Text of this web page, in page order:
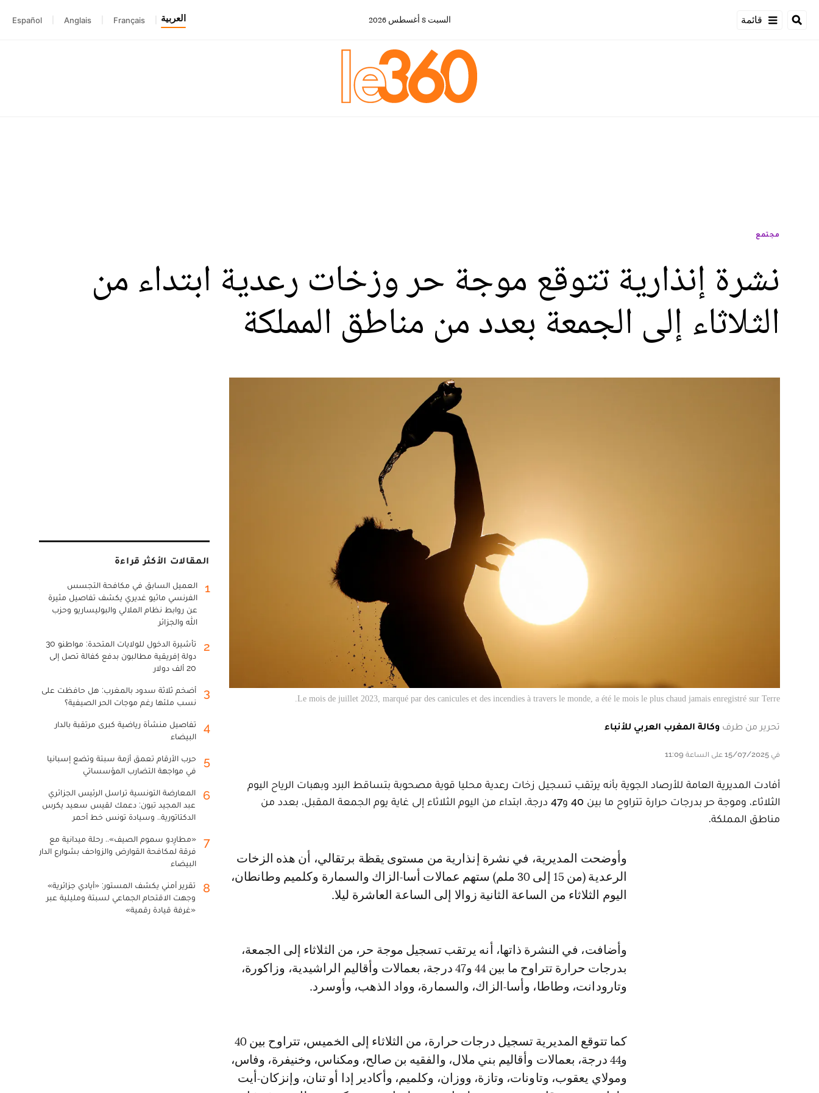
قائمة السبت 8 أغسطس 2026 العربية Français
Anglais
Español
مجتمع
نشرة إنذارية تتوقع موجة حر وزخات رعدية ابتداء من
الثلاثاء إلى الجمعة بعدد من مناطق المملكة
Le mois de juillet 2023, marqué par des canicules et des incendies à travers le monde, a été le mois le plus chaud jamais enregistré sur Terre.
تحرير من طرف وكالة المغرب العربي للأنباء
في 15/07/2025 على الساعة 11:09
أفادت المديرية العامة للأرصاد الجوية بأنه يرتقب تسجيل زخات رعدية محليا قوية مصحوبة بتساقط البرد وبهبات الرياح اليوم
الثلاثاء، وموجة حر بدرجات حرارة تتراوح ما بين 40 و47 درجة، ابتداء من اليوم الثلاثاء إلى غاية يوم الجمعة المقبل، بعدد من
مناطق المملكة.
وأوضحت المديرية، في نشرة إنذارية من مستوى يقظة برتقالي، أن هذه الزخات
الرعدية (من 15 إلى 30 ملم) ستهم عمالات أسا-الزاك والسمارة وكلميم وطانطان،
اليوم الثلاثاء من الساعة الثانية زوالا إلى الساعة العاشرة ليلا.
وأضافت، في النشرة ذاتها، أنه يرتقب تسجيل موجة حر، من الثلاثاء إلى الجمعة،
بدرجات حرارة تتراوح ما بين 44 و47 درجة، بعمالات وأقاليم الراشيدية، وزاكورة،
وتارودانت، وطاطا، وأسا-الزاك، والسمارة، وواد الذهب، وأوسرد.
كما تتوقع المديرية تسجيل درجات حرارة، من الثلاثاء إلى الخميس، تتراوح بين 40
و44 درجة، بعمالات وأقاليم بني ملال، والفقيه بن صالح، ومكناس، وخنيفرة، وفاس،
ومولاي يعقوب، وتاونات، وتازة، ووزان، وكلميم، وأكادير إدا أو تنان، وإنزكان-أيت
المقالات الأكثر قراءة
1
العميل السابق في مكافحة التجسس
الفرنسي ماثيو غديري يكشف تفاصيل مثيرة
عن روابط نظام الملالي والبوليساريو وحزب
الله والجزائر
2
تأشيرة الدخول للولايات المتحدة: مواطنو 30
دولة إفريقية مطالبون بدفع كفالة تصل إلى
20 ألف دولار
3
أضخم ثلاثة سدود بالمغرب: هل حافظت على
نسب ملئها رغم موجات الحر الصيفية؟
4
تفاصيل منشأة رياضية كبرى مرتقبة بالدار
البيضاء
5
حرب الأرقام تعمق أزمة سبتة وتضع إسبانيا
في مواجهة التضارب المؤسساتي
6
المعارضة التونسية تراسل الرئيس الجزائري
عبد المجيد تبون: دعمك لقيس سعيد يكرس
الدكتاتورية.. وسيادة تونس خط أحمر
7
«مطارِدو سموم الصيف».. رحلة ميدانية مع
فرقة لمكافحة القوارض والزواحف بشوارع الدار
البيضاء
8
تقرير أمني يكشف المستور: «أيادي جزائرية»
وجهت الاقتحام الجماعي لسبتة ومليلية عبر
«غرفة قيادة رقمية»